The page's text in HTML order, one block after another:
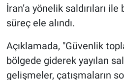
İran’a yönelik saldırıları
süreç ele alındı.
Açıklamada, "Güvenlik
bölgede giderek yayılan
gelişmeler, çatışmaların